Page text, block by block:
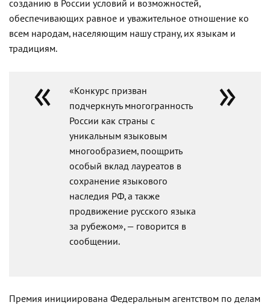
созданию в России условий и возможностей,
обеспечивающих равное и уважительное отношение ко
всем народам, населяющим нашу страну, их языкам и
традициям.
«Конкурс призван
подчеркнуть многогранность
России как страны с
уникальным языковым
многообразием, поощрить
особый вклад лауреатов в
сохранение языкового
наследия РФ, а также
продвижение русского языка
за рубежом», — говорится в
сообщении.
Премия инициирована Федеральным агентством по делам